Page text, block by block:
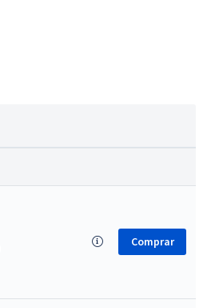
Comprar